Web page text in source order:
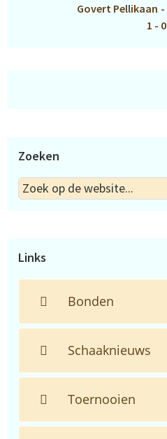
Govert Pellikaan -
1 - 0
Zoeken
Zoek
op
Links
Bonden
Schaaknieuws
Toernooien